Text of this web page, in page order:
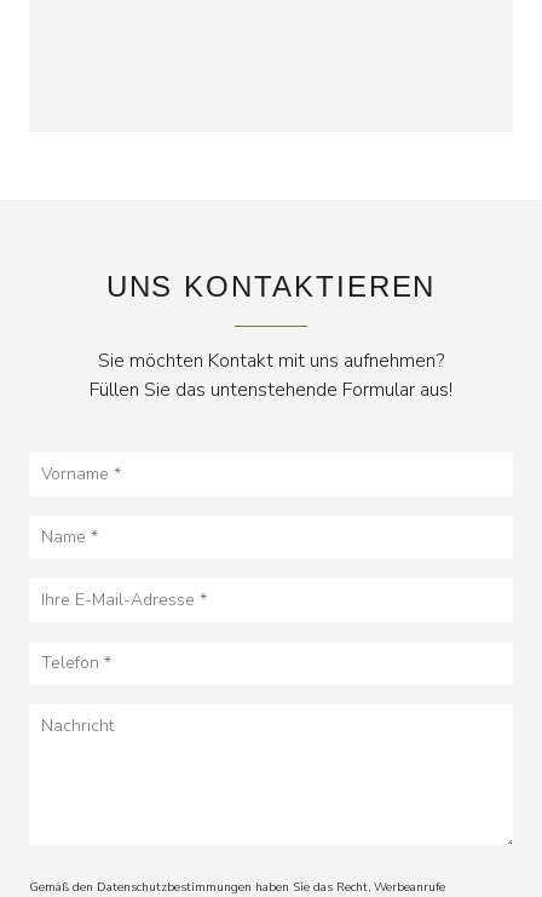
UNS KONTAKTIEREN
Sie möchten Kontakt mit uns aufnehmen?
Füllen Sie das untenstehende Formular aus!
Gemäß den Datenschutzbestimmungen haben Sie das Recht, Werbeanrufe